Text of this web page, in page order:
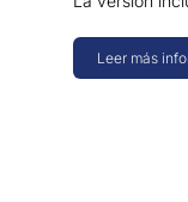
Leer más